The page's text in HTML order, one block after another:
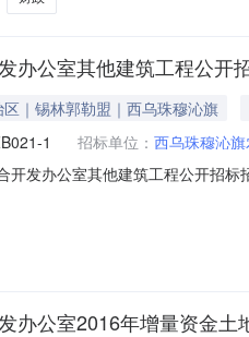
办公室其他建筑工程公开
｜锡林郭勒盟｜西乌珠穆沁旗
1 招标单位： 西乌珠穆沁
开发办公室其他建筑工程公开招
GKZB021-12、内容及分包
办公室2016年增量资金